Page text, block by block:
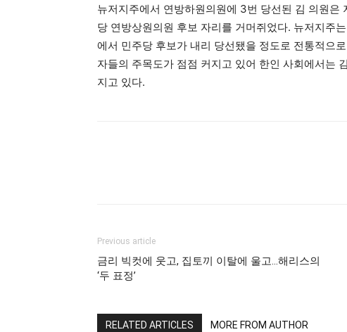
뉴저지주에서 연방하원의원에 3번 당선된 김 의원
당 연방상원의원 후보 자리를 거머쥐었다. 뉴저지주
에서 민주당 후보가 내리 당선됐을 정도로 전통적으
자들의 주목도가 점점 커지고 있어 한인 사회에서는
지고 있다.
Previous article
금리 빅컷에 웃고, 집토끼 이탈에 울고…해리스의
‘두 표정’
RELATED ARTICLES MORE FROM AUTHOR